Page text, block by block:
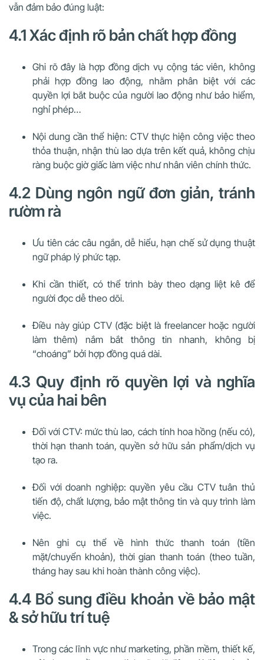
vẫn đảm bảo đúng luật:
4.1 Xác định rõ bản chất hợp đồng
Ghi rõ đây là hợp đồng dịch vụ cộng tác viên, không
phải hợp đồng lao động, nhằm phân biệt với các
quyền lợi bắt buộc của người lao động như bảo hiểm,
nghỉ phép…
Nội dung cần thể hiện: CTV thực hiện công việc theo
thỏa thuận, nhận thù lao dựa trên kết quả, không chịu
ràng buộc giờ giấc làm việc như nhân viên chính thức.
4.2 Dùng ngôn ngữ đơn giản, tránh
rườm rà
Ưu tiên các câu ngắn, dễ hiểu, hạn chế sử dụng thuật
ngữ pháp lý phức tạp.
Khi cần thiết, có thể trình bày theo dạng liệt kê để
người đọc dễ theo dõi.
Điều này giúp CTV (đặc biệt là freelancer hoặc người
làm thêm) nắm bắt thông tin nhanh, không bị
“choáng” bởi hợp đồng quá dài.
4.3 Quy định rõ quyền lợi và nghĩa
vụ của hai bên
Đối với CTV: mức thù lao, cách tính hoa hồng (nếu có),
thời hạn thanh toán, quyền sở hữu sản phẩm/dịch vụ
tạo ra.
Đối với doanh nghiệp: quyền yêu cầu CTV tuân thủ
tiến độ, chất lượng, bảo mật thông tin và quy trình làm
việc.
Nên ghi cụ thể về hình thức thanh toán (tiền
mặt/chuyển khoản), thời gian thanh toán (theo tuần,
tháng hay sau khi hoàn thành công việc).
4.4 Bổ sung điều khoản về bảo mật
& sở hữu trí tuệ
Trong các lĩnh vực như marketing, phần mềm, thiết kế,